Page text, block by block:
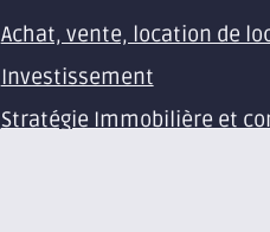
Achat, vente, location de
Investissement
Stratégie Immobilière et